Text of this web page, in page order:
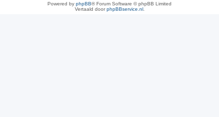
Powered by phpBB® Forum Software © phpBB Limited
Vertaald doorphpBBservice.nl.